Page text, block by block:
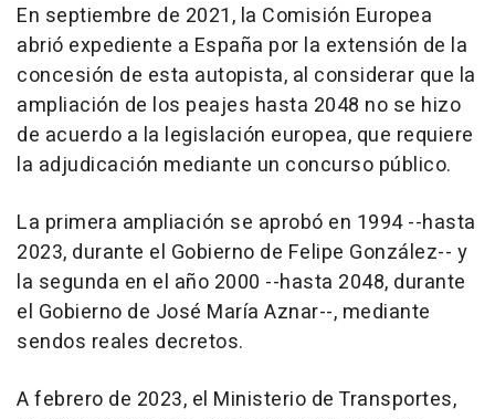
En septiembre de 2021, la Comisión Europea
abrió expediente a España por la extensión de la
concesión de esta autopista, al considerar que la
ampliación de los peajes hasta 2048 no se hizo
de acuerdo a la legislación europea, que requiere
la adjudicación mediante un concurso público.
La primera ampliación se aprobó en 1994 --hasta
2023, durante el Gobierno de Felipe González-- y
la segunda en el año 2000 --hasta 2048, durante
el Gobierno de José María Aznar--, mediante
sendos reales decretos.
A febrero de 2023, el Ministerio de Transportes,